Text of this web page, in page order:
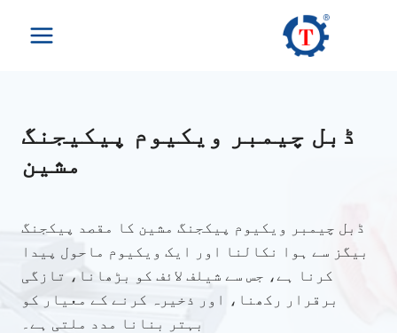
ڈبل چیمبر ویکیوم پیکیجنگ
مشین
ڈبل چیمبر ویکیوم پیکجنگ مشین کا مقصد پیکجنگ
بیگز سے ہوا نکالنا اور ایک ویکیوم ماحول پیدا
کرنا ہے، جس سے شیلف لائف کو بڑھانا، تازگی
برقرار رکھنا، اور ذخیرہ کرنے کے معیار کو
بہتر بنانا مدد ملتی ہے۔